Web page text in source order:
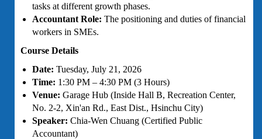
tasks at different growth phases.
Accountant Role: The positioning and duties of financial
workers in SMEs.
Course Details
Date: Tuesday, July 21, 2026
Time: 1:30 PM – 4:30 PM (3 Hours)
Venue: Garage Hub (Inside Hall B, Recreation Center,
No. 2-2, Xin'an Rd., East Dist., Hsinchu City)
Speaker: Chia-Wen Chuang (Certified Public
Accountant)